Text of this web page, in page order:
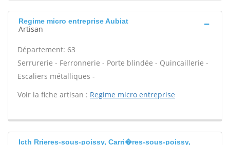
Regime micro entreprise Aubiat
Artisan
Département: 63
Serrurerie - Ferronnerie - Porte blindée - Quincaillerie -
Escaliers métalliques -
Voir la fiche artisan : Regime micro entreprise
Icth Rrieres-sous-poissy, Carri�res-sous-poissy,